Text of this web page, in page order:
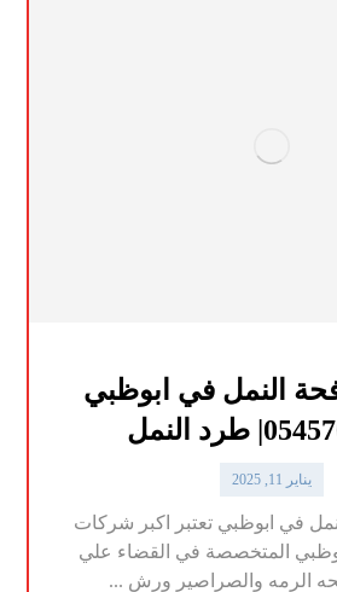
النمل في ابوظبي
يناير 11, 2025
في ابوظبي تعتبر اكبر شركات
المتخصصة في القضاء علي
الرمه والصراصير ورش ...